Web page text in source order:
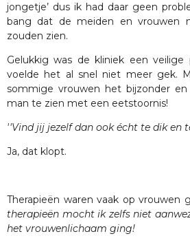
jongetje’ dus ik had daar geen
bang dat de meiden en vrouwen
zouden zien.
Gelukkig was de kliniek een
voelde het al snel niet meer gek.
sommige vrouwen het bijzonder
man te zien met een eetstoornis!
''Vind jij jezelf dan ook écht te dik en
Ja, dat klopt.
Therapieën waren vaak op vrouwen
therapieën mocht ik zelfs niet
het vrouwenlichaam ging!